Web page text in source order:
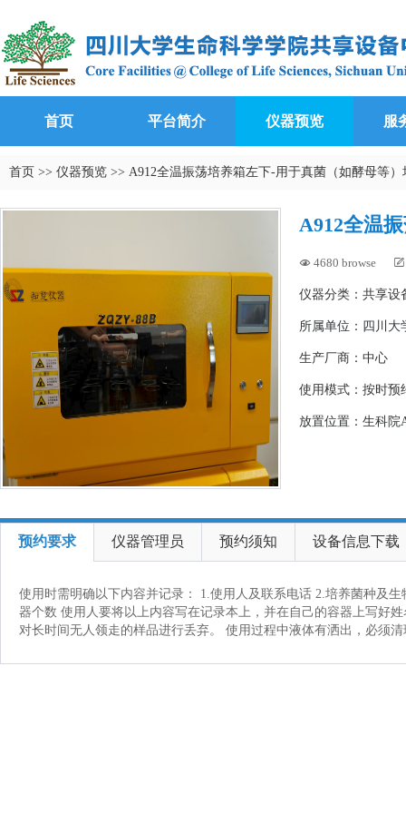
首页 平台简介 仪器预览 服
首页 >> 仪器预览 >> A912全温振荡培养箱左下-用于真菌（如酵母等）
A912全温
 4680 browse 
仪器分类：共享设
所属单位： 四川大
生产厂商：中心
使用模式：按时预
放置位置：生科院
预约要求 仪器管理员 预约须知 设备信息下载
使用时需明确以下内容并记录： 1.使用人及联系电话 2.培养菌种及
器个数 使用人要将以上内容写在记录本上，并在自己的容器上写好
对长时间无人领走的样品进行丢弃。 使用过程中液体有洒出，必须